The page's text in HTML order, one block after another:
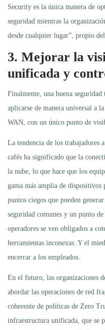
Security es la única manera de
seguridad mientras la
desde cualquier lugar”, propio
3. Mejorar la
unificada y
Finalmente, una buena seguridad
aplicarse de manera universal a
WAN, con un único punto de
La tendencia de los trabajadores
cafés ha significado que la
la nube, lo que hace que los
gama más amplia de
puntos ciegos que pueden
seguridad comunes y un punto
operadores se ven obligados a
herramientas inconexas. Y el
encerrar a los empleados.
En el futuro, las organizaciones
abordar las operaciones de red
coherente de políticas de Zero
infraestructura unificada, que se